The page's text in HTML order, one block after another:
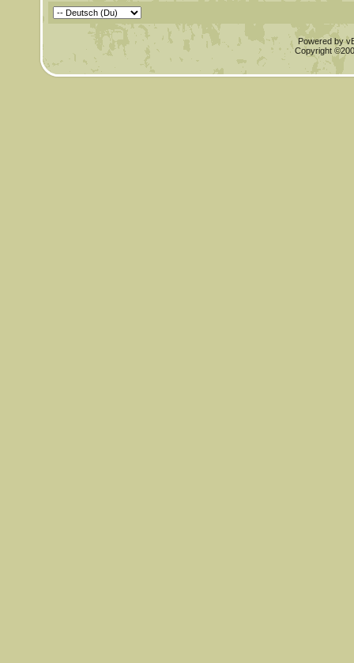
Powered by
Copyright